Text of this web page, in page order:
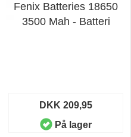
Fenix Batteries 18650
3500 Mah - Batteri
DKK 209,95
På lager